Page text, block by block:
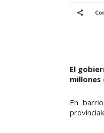
El
millones
En